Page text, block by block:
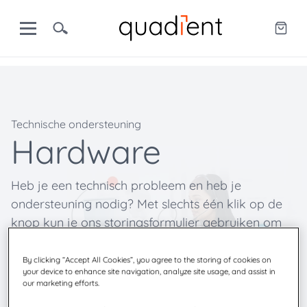
Technische ondersteuning
Hardware
Heb je een technisch probleem en heb je
ondersteuning nodig? Met slechts één klik op de
knop kun je ons storingsformulier gebruiken om
Ons serviceteam zal je verzoek onmiddellijk in
behandeling nemen en contact met je opnemen.
By clicking “Accept All Cookies”, you agree to the storing of cookies on
your device to enhance site navigation, analyze site usage, and assist in
our marketing efforts.